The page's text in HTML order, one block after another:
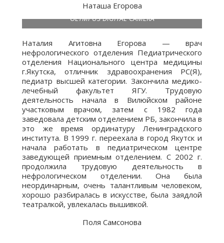
Наташа Егорова
OLYMPUS DIGITAL CAMERA
Наталия Агитовна Егорова — врач
нефрологического отделения Педиатрического
отделения Национального центра медицины
г.Якутска, отличник здравоохранения РС(Я),
педиатр высшей категории. Закончила медико-
лечебный факультет ЯГУ. Трудовую
деятельность начала в Вилюйском районе
участковым врачом, затем с 1982 года
заведовала детским отделением РБ, закончила в
это же время ординатуру Ленинградского
института. В 1999 г. переехала в город Якутск и
начала работать в педиатрическом центре
заведующей приемным отделением. С 2002 г.
продолжила трудовую деятельность в
нефрологическом отделении. Она была
неординарным, очень талантливым человеком,
хорошо разбиралась в искусстве, была заядлой
театралкой, увлекалась вышивкой.
Поля Самсонова